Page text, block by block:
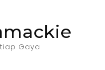
Gaya